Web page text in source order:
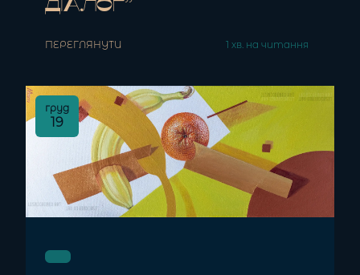
діалог”
ПЕРЕГЛЯНУТИ 1 хв. на читання
груд
19